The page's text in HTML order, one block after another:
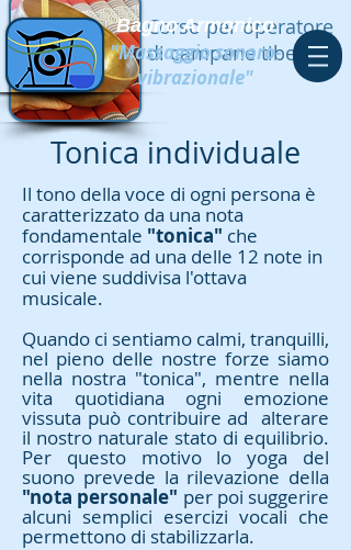
Bagno Armonico
"Massaggio sonoro-
vibrazionale"
Corso per operatore
di campane tibetane
Tonica individuale
Il tono della voce di ogni persona è
caratterizzato da una nota
fondamentale "tonica" che
corrisponde ad una delle 12 note in
cui viene suddivisa l'ottava
musicale.
Quando ci sentiamo calmi, tranquilli,
nel pieno delle nostre forze siamo
nella nostra "tonica", mentre nella
vita quotidiana ogni emozione
vissuta può contribuire ad alterare
il nostro naturale stato di equilibrio.
Per questo motivo lo yoga del
suono prevede la rilevazione della
"nota personale" per poi suggerire
alcuni semplici esercizi vocali che
permettono di stabilizzarla.